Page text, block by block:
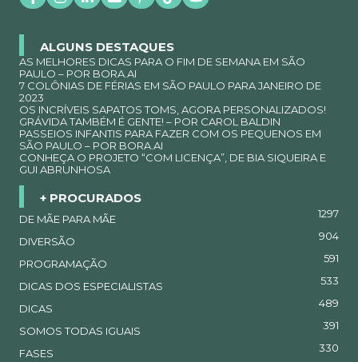
ALGUNS DESTAQUES
AS MELHORES DICAS PARA O FIM DE SEMANA EM SÃO
PAULO – POR BORA.AI
7 COLÔNIAS DE FÉRIAS EM SÃO PAULO PARA JANEIRO DE
2023
OS INCRÍVEIS SAPATOS TOMS, AGORA PERSONALIZADOS!
GRÁVIDA TAMBÉM É GENTE! – POR CAROL BALDIN
PASSEIOS INFANTIS PARA FAZER COM OS PEQUENOS EM
SÃO PAULO – POR BORA.AI
CONHEÇA O PROJETO “COM LICENÇA”, DE BIA SIQUEIRA E
GUI ABRUNHOSA
+ PROCURADOS
DE MÃE PARA MÃE 1297
DIVERSÃO 904
PROGRAMAÇÃO 591
DICAS DOS ESPECIALISTAS 533
DICAS 489
SOMOS TODAS IGUAIS 391
FASES 330